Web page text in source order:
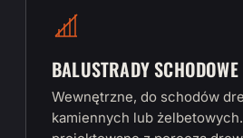
BALUSTRADY SCHODOWE
Wewnętrzne, do schodów
kamiennych lub